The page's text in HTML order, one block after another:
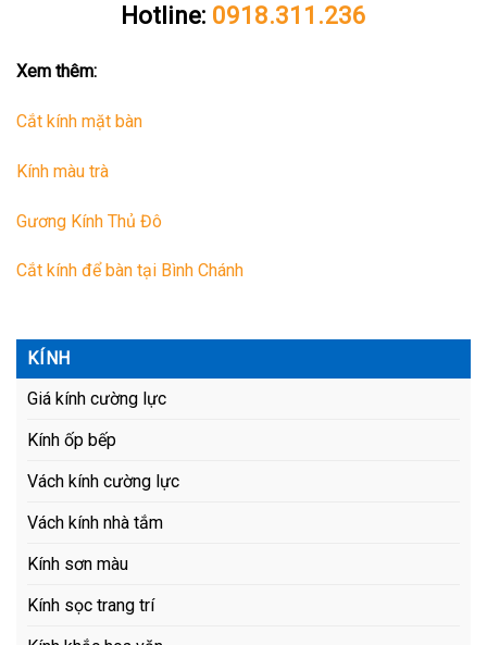
Hotline: 0918.311.236
Xem thêm:
Cắt kính mặt bàn
Kính màu trà
Gương Kính Thủ Đô
Cắt kính để bàn tại Bình Chánh
KÍNH
Giá kính cường lực
Kính ốp bếp
Vách kính cường lực
Vách kính nhà tắm
Kính sơn màu
Kính sọc trang trí